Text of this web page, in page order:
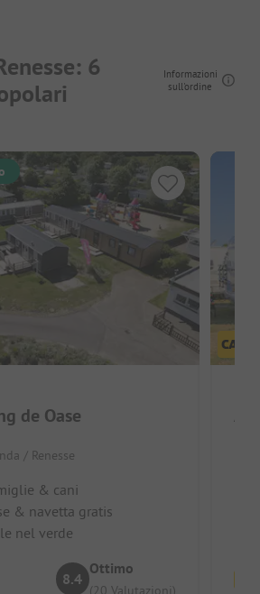
6
Informazioni
sull'ordine
de Oase
/ Renesse
& cani
& navetta gratis
nel verde
8.4
Ottimo
(20 Valutazioni)